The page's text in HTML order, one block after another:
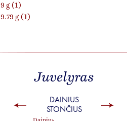
9 g (1)
9.79 g (1)
Juvelyras
DAINIUS
STONČIUS